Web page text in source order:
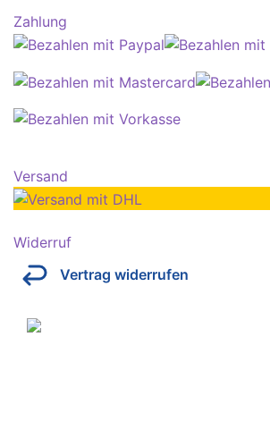
Zahlung
Versand
Widerruf
Vertrag widerrufen